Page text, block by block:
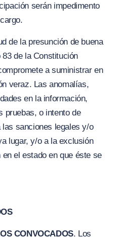
serán impedimento
de la presunción de buena
de la Constitución
a suministrar en
veraz. Las anomalías,
en la información,
pruebas, o intento de
sanciones legales y/o
lugar, y/o a la exclusión
el estado en que éste se
CONVOCADOS. Los